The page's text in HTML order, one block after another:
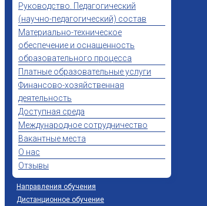
Руководство. Педагогический
(научно-педагогический) состав
Материально-техническое
обеспечение и оснащенность
образовательного процесса
Платные образовательные услуги
Финансово-хозяйственная
деятельность
Доступная среда
Международное сотрудничество
Вакантные места
О нас
Отзывы
Направления обучения
Дистанционное обучение